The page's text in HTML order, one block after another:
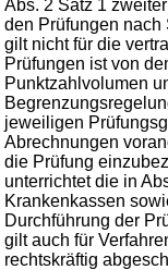
Abs. 2 Satz 1
den Prüfungen nach
gilt nicht für die
Prüfungen ist von
Punktzahlvolumen
jeweiligen
Abrechnungen
die Prüfung
unterrichtet die in
Krankenkassen
Durchführung der
gilt auch für
rechtskräftig